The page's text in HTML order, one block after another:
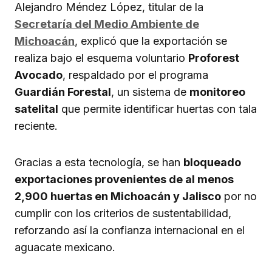
Alejandro Méndez López, titular de la
Secretaría del Medio Ambiente de
Michoacán, explicó que la exportación se
realiza bajo el esquema voluntario Proforest
Avocado, respaldado por el programa
Guardián Forestal, un sistema de monitoreo
satelital que permite identificar huertas con tala
reciente.
Gracias a esta tecnología, se han bloqueado
exportaciones provenientes de al menos
2,900 huertas en Michoacán y Jalisco por no
cumplir con los criterios de sustentabilidad,
reforzando así la confianza internacional en el
aguacate mexicano.